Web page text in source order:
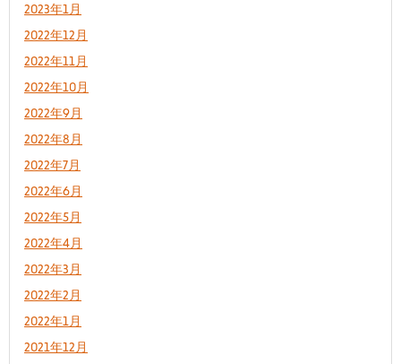
2023年1月
2022年12月
2022年11月
2022年10月
2022年9月
2022年8月
2022年7月
2022年6月
2022年5月
2022年4月
2022年3月
2022年2月
2022年1月
2021年12月